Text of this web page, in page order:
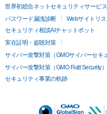
世界初総合ネットセキュリティサービ
パスワード漏洩診断
Webサイトリ
セキュリティ相談AIチャットボット
実在証明・盗聴対策
サイバー攻撃対策（GMOサイバーセキ
サイバー攻撃対策（GMO Flatt Security）
セキュリティ事業の軌跡